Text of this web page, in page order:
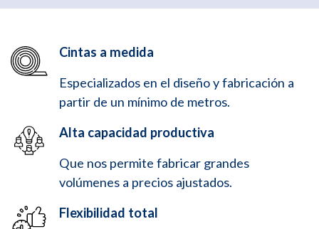
Cintas a medida
Especializados en el diseño y fabricación a
partir de un mínimo de metros.
Alta capacidad productiva
Que nos permite fabricar grandes
volúmenes a precios ajustados.
Flexibilidad total